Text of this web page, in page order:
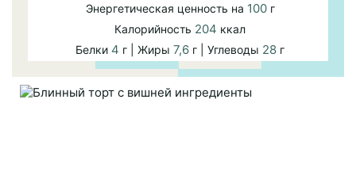
Энергетическая ценность на 100г
Калорийность 204 ккал
Белки 4 г | Жиры 7,6 г | Углеводы 28 г